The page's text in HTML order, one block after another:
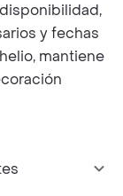
y fechas
mantiene